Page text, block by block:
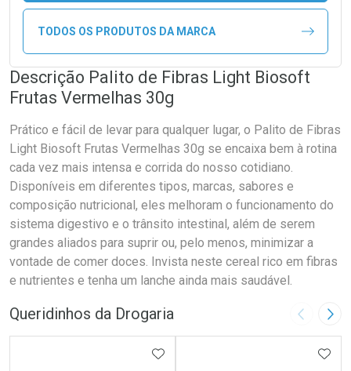
TODOS OS PRODUTOS DA MARCA
Descrição Palito de Fibras Light Biosoft
Frutas Vermelhas 30g
Prático e fácil de levar para qualquer lugar, o Palito de Fibras
Light Biosoft Frutas Vermelhas 30g se encaixa bem à rotina
cada vez mais intensa e corrida do nosso cotidiano.
Disponíveis em diferentes tipos, marcas, sabores e
composição nutricional, eles melhoram o funcionamento do
sistema digestivo e o trânsito intestinal, além de serem
grandes aliados para suprir ou, pelo menos, minimizar a
vontade de comer doces. Invista neste cereal rico em fibras
e nutrientes e tenha um lanche ainda mais saudável.
Queridinhos da Drogaria Imagem
ADICIONAR AOS FAVORITOS